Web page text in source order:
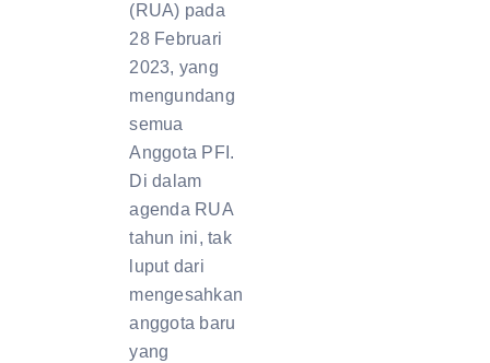
(RUA) pada
28 Februari
2023, yang
mengundang
semua
Anggota PFI.
Di dalam
agenda RUA
tahun ini, tak
luput dari
mengesahkan
anggota baru
yang